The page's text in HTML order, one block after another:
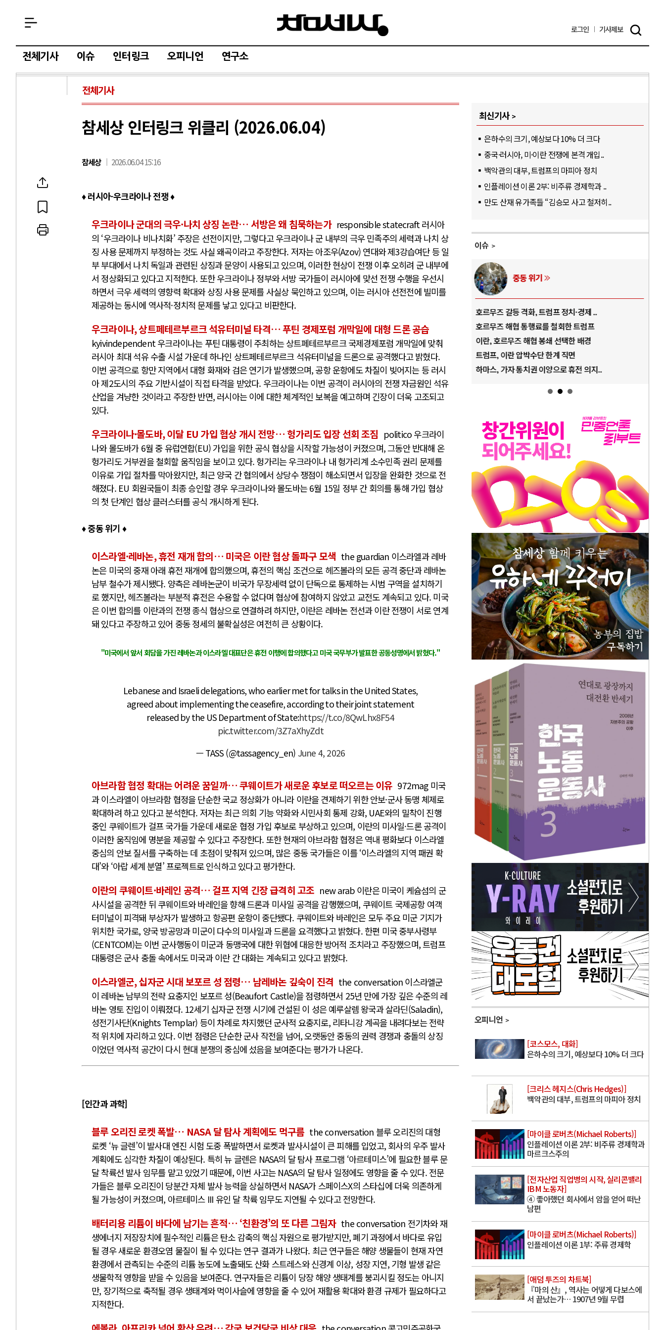
로그인 기사제보
전체기사 이슈 인터링크 오피니언 연구소
전체기사
참세상 인터링크 위클리 (2026.06.04)
참세상 2026.06.04 15:16
♦ 러시아-우크라이나 전쟁 ♦
우크라이나 군대의 극우·나치 상징 논란… 서방은 왜 침묵하는가 responsible statecraft 러시아
의 ‘우크라이나 비나치화’ 주장은 선전이지만, 그렇다고 우크라이나 군 내부의 극우 민족주의 세력과 나치 상
징 사용 문제까지 부정하는 것도 사실 왜곡이라고 주장한다. 저자는 아조우(Azov) 연대와 제3강습여단 등 일
부 부대에서 나치 독일과 관련된 상징과 문양이 사용되고 있으며, 이러한 현상이 전쟁 이후 오히려 군 내부에
서 정상화되고 있다고 지적한다. 또한 우크라이나 정부와 서방 국가들이 러시아에 맞선 전쟁 수행을 우선시
하면서 극우 세력의 영향력 확대와 상징 사용 문제를 사실상 묵인하고 있으며, 이는 러시아 선전전에 빌미를
제공하는 동시에 역사적·정치적 문제를 낳고 있다고 비판한다.
우크라이나, 상트페테르부르크 석유터미널 타격… 푸틴 경제포럼 개막일에 대형 드론 공습
kyivindependent 우크라이나는 푸틴 대통령이 주최하는 상트페테르부르크 국제경제포럼 개막일에 맞춰
러시아 최대 석유 수출 시설 가운데 하나인 상트페테르부르크 석유터미널을 드론으로 공격했다고 밝혔다.
이번 공격으로 항만 지역에서 대형 화재와 검은 연기가 발생했으며, 공항 운항에도 차질이 빚어지는 등 러시
아 제2도시의 주요 기반시설이 직접 타격을 받았다. 우크라이나는 이번 공격이 러시아의 전쟁 자금원인 석유
산업을 겨냥한 것이라고 주장한 반면, 러시아는 이에 대한 체계적인 보복을 예고하며 긴장이 더욱 고조되고
있다.
우크라이나·몰도바, 이달 EU 가입 협상 개시 전망… 헝가리도 입장 선회 조짐 politico 우크라이
나와 몰도바가 6월 중 유럽연합(EU) 가입을 위한 공식 협상을 시작할 가능성이 커졌으며, 그동안 반대해 온
헝가리도 거부권을 철회할 움직임을 보이고 있다. 헝가리는 우크라이나 내 헝가리계 소수민족 권리 문제를
이유로 가입 절차를 막아왔지만, 최근 양국 간 협의에서 상당수 쟁점이 해소되면서 입장을 완화한 것으로 전
해졌다. EU 회원국들이 최종 승인할 경우 우크라이나와 몰도바는 6월 15일 정부 간 회의를 통해 가입 협상
의 첫 단계인 협상 클러스터를 공식 개시하게 된다.
♦중동 위기 ♦
이스라엘·레바논, 휴전 재개 합의… 미국은 이란 협상 돌파구 모색 the guardian 이스라엘과 레바
논은 미국의 중재 아래 휴전 재개에 합의했으며, 휴전의 핵심 조건으로 헤즈볼라의 모든 공격 중단과 레바논
남부 철수가 제시됐다. 양측은 레바논군이 비국가 무장세력 없이 단독으로 통제하는 시범 구역을 설치하기
로 했지만, 헤즈볼라는 부분적 휴전은 수용할 수 없다며 협상에 참여하지 않았고 교전도 계속되고 있다. 미국
은 이번 합의를 이란과의 전쟁 종식 협상으로 연결하려 하지만, 이란은 레바논 전선과 이란 전쟁이 서로 연계
돼 있다고 주장하고 있어 중동 정세의 불확실성은 여전히 큰 상황이다.
"미국에서 앞서 회담을 가진 레바논과 이스라엘 대표단은 휴전 이행에 합의했다고 미국 국무부가 발표한 공동성명에서 밝혔다."
Lebanese and Israeli delegations, who earlier met for talks in the United States,
agreed about implementing the ceasefire, according to their joint statement
released by the US Department of State:https://t.co/8QwLhx8F54
pic.twitter.com/3Z7aXhyZdt
— TASS (@tassagency_en) June 4, 2026
아브라함 협정 확대는 어려운 꿈일까… 쿠웨이트가 새로운 후보로 떠오르는 이유 972mag 미국
과 이스라엘이 아브라함 협정을 단순한 국교 정상화가 아니라 이란을 견제하기 위한 안보·군사 동맹 체제로
확대하려 하고 있다고 분석한다. 저자는 최근 의회 기능 약화와 시민사회 통제 강화, UAE와의 밀착이 진행
중인 쿠웨이트가 걸프 국가들 가운데 새로운 협정 가입 후보로 부상하고 있으며, 이란의 미사일·드론 공격이
이러한 움직임에 명분을 제공할 수 있다고 주장한다. 또한 현재의 아브라함 협정은 역내 평화보다 이스라엘
중심의 안보 질서를 구축하는 데 초점이 맞춰져 있으며, 많은 중동 국가들은 이를 ‘이스라엘의 지역 패권 확
대’와 ‘아랍 세계 분열’ 프로젝트로 인식하고 있다고 평가한다.
이란의 쿠웨이트·바레인 공격… 걸프 지역 긴장 급격히 고조 new arab 이란은 미국이 케슘섬의 군
사시설을 공격한 뒤 쿠웨이트와 바레인을 향해 드론과 미사일 공격을 감행했으며, 쿠웨이트 국제공항 여객
터미널이 피격돼 부상자가 발생하고 항공편 운항이 중단됐다. 쿠웨이트와 바레인은 모두 주요 미군 기지가
위치한 국가로, 양국 방공망과 미군이 다수의 미사일과 드론을 요격했다고 밝혔다. 한편 미국 중부사령부
(CENTCOM)는 이번 군사행동이 미군과 동맹국에 대한 위협에 대응한 방어적 조치라고 주장했으며, 트럼프
대통령은 군사 충돌 속에서도 미국과 이란 간 대화는 계속되고 있다고 밝혔다.
이스라엘군, 십자군 시대 보포르 성 점령… 남레바논 깊숙이 진격 the conversation 이스라엘군
이 레바논 남부의 전략 요충지인 보포르 성(Beaufort Castle)을 점령하면서 25년 만에 가장 깊은 수준의 레
바논 영토 진입이 이뤄졌다. 12세기 십자군 전쟁 시기에 건설된 이 성은 예루살렘 왕국과 살라딘(Saladin),
성전기사단(Knights Templar) 등이 차례로 차지했던 군사적 요충지로, 리타니강 계곡을 내려다보는 전략
적 위치에 자리하고 있다. 이번 점령은 단순한 군사 작전을 넘어, 오랫동안 중동의 권력 경쟁과 충돌의 상징
이었던 역사적 공간이 다시 현대 분쟁의 중심에 섰음을 보여준다는 평가가 나온다.
[인간과 과학]
블루 오리진 로켓 폭발… NASA 달 탐사 계획에도 먹구름 the conversation 블루 오리진의 대형
로켓 ‘뉴 글렌’이 발사대 엔진 시험 도중 폭발하면서 로켓과 발사시설이 큰 피해를 입었고, 회사의 우주 발사
계획에도 심각한 차질이 예상된다. 특히 뉴 글렌은 NASA의 달 탐사 프로그램 ‘아르테미스’에 필요한 블루 문
달 착륙선 발사 임무를 맡고 있었기 때문에, 이번 사고는 NASA의 달 탐사 일정에도 영향을 줄 수 있다. 전문
가들은 블루 오리진이 당분간 자체 발사 능력을 상실하면서 NASA가 스페이스X의 스타십에 더욱 의존하게
될 가능성이 커졌으며, 아르테미스 III 유인 달 착륙 임무도 지연될 수 있다고 전망한다.
배터리용 리튬이 바다에 남기는 흔적… ‘친환경’의 또 다른 그림자 the conversation 전기차와 재
생에너지 저장장치에 필수적인 리튬은 탄소 감축의 핵심 자원으로 평가받지만, 폐기 과정에서 바다로 유입
될 경우 새로운 환경오염 물질이 될 수 있다는 연구 결과가 나왔다. 최근 연구들은 해양 생물들이 현재 자연
환경에서 관측되는 수준의 리튬 농도에 노출돼도 산화 스트레스와 신경계 이상, 성장 지연, 기형 발생 같은
생물학적 영향을 받을 수 있음을 보여준다. 연구자들은 리튬이 당장 해양 생태계를 붕괴시킬 정도는 아니지
만, 장기적으로 축적될 경우 생태계와 먹이사슬에 영향을 줄 수 있어 재활용 확대와 환경 규제가 필요하다고
지적한다.
최신기사
은하수의 크기, 예상보다 10% 더 크다
중국·러시아, 미·이란 전쟁에 본격 개입..
백악관의 대부, 트럼프의 마피아 정치
인플레이션 이론 2부: 비주류 경제학과 ..
만도 산재 유가족들 “김승모 사고 철저히..
이슈
AI와 인간
중국 AI, 저가 공세로 글로벌 토큰 시..
AI 국부펀드 구상 놓고 미국 진보진영 ..
AI 데이터센터 반대 투쟁은 새로운 글로..
AI의 숨은 환경 비용: 데이터센터 확산..
AI는 어떻게 미국 민주주의를 잠식하고 ..
러시아-우크라이나 전쟁
전쟁의 추상화: 우크라이나, 대리전의 역..
EU·우크라이나 드론 협력 직후, 러시아..
나토, 우크라 군사지원 2027년까지 공..
우크라이나, 덴마크, 에스토니아, 네덜란..
러·우크라, 대규모 공습 주고받아…민간 ..
중동 위기
호르무즈 갈등 격화, 트럼프 정치·경제 ..
호르무즈 해협 통행료를 철회한 트럼프
이란, 호르무즈 해협 봉쇄 선택한 배경
트럼프, 이란 압박수단 한계 직면
하마스, 가자 통치권 이양으로 휴전 의지..
중국 AI, 저가 공세로 글로벌
AI 국부펀드 구상 놓고 미국
AI 데이터센터 반대 투쟁은
AI의 숨은 환경 비용: 데이터
AI는 어떻게 미국 민주주의
오피니언
[코스모스, 대화]
은하수의 크기, 예상보다 10% 더 크다
[크리스 헤지스(Chris Hedges)]
백악관의 대부, 트럼프의 마피아 정치
[마이클 로버츠(Michael Roberts)]
인플레이션 이론 2부: 비주류 경제학과
마르크스주의
[전자산업 직업병의 시작, 실리콘밸리
IBM 노동자]
④ 좋아했던 회사에서 암을 얻어 떠난
남편
[마이클 로버츠(Michael Roberts)]
인플레이션 이론 1부: 주류 경제학
[애덤 투즈의 차트북]
『마의 산』, 역사는 어떻게 다보스에
서 끝났는가… 1907년 9월 무렵